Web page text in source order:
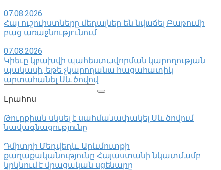
07.08.2026
Հայ ուշուիստները մեդալներ են նվաճել Բաթումի
բաց առաջնությունում
07.08.2026
Կիեւը կբախվի պահեստավորման կարողության
պակասի, եթե չկարողանա հացահատիկ
արտահանել Սև ծովով
Լրահոս
Թուրքիան սկսել է սահմանափակել Սև ծովում
նավագնացությունը
Դմիտրի Մեդվեդև. Արևմուտքի
քաղաքականությունը Հայաստանի նկատմամբ
կրկնում է վրացական սցենարը